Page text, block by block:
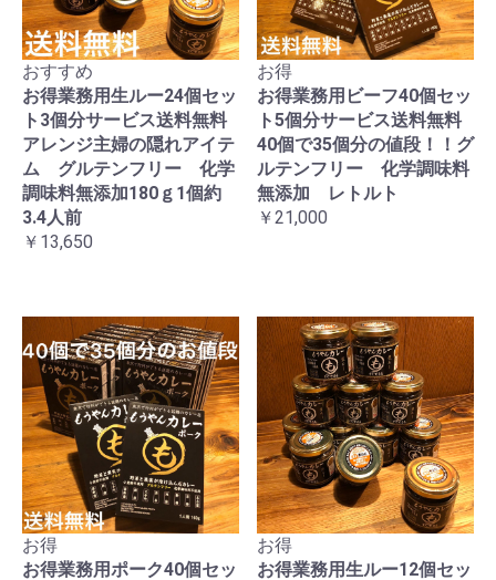
おすすめ
お得業務用生ルー24個セッ
ト3個分サービス送料無料
アレンジ主婦の隠れアイテ
ム グルテンフリー 化学
調味料無添加180ｇ1個約
3.4人前
￥13,650
お得
お得業務用ビーフ40個セッ
ト5個分サービス送料無料
40個で35個分の値段！！グ
ルテンフリー 化学調味料
無添加 レトルト
￥21,000
お得
お得業務用ポーク40個セッ
お得
お得業務用生ルー12個セッ